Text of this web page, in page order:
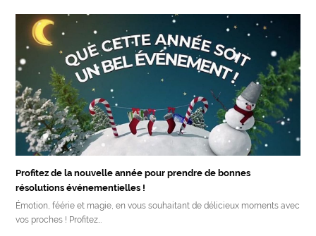
Profitez de la nouvelle année pour prendre de bonnes
résolutions événementielles !
Émotion, féérie et magie, en vous souhaitant de délicieux moments avec
vos proches ! Profitez…